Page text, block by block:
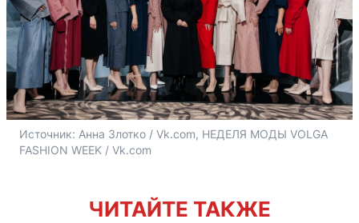
Источник: Анна Злотко / Vk.com, НЕДЕЛЯ МОДЫ VOLGA
FASHION WEEK / Vk.com
ЧИТАЙТЕ ТАКЖЕ